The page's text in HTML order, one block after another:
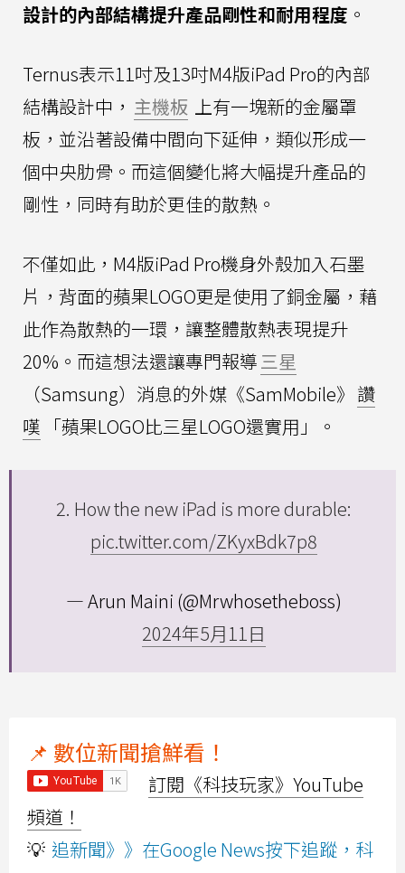
設計的內部結構提升產品剛性和耐用程度 。
Ternus表示11吋及13吋M4版iPad Pro的內部
結構設計中， 主機板 上有一塊新的金屬罩
板，並沿著設備中間向下延伸，類似形成一
個中央肋骨。而這個變化將大幅提升產品的
剛性，同時有助於更佳的散熱。
不僅如此，M4版iPad Pro機身外殼加入石墨
片，背面的蘋果LOGO更是使用了銅金屬，藉
此作為散熱的一環，讓整體散熱表現提升
20%。而這想法還讓專門報導三星
（Samsung）消息的外媒《SamMobile》 讚
嘆 「蘋果LOGO比三星LOGO還實用」。
2. How the new iPad is more durable:
pic.twitter.com/ZKyxBdk7p8
— Arun Maini (@Mrwhosetheboss)
2024年5月11日
📌 數位新聞搶鮮看！
訂閱《科技玩家》YouTube
頻道！
💡 追新聞》》在Google News按下追蹤，科